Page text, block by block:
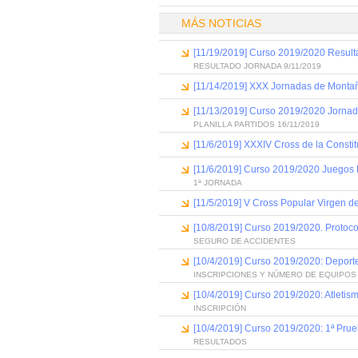
MÁS NOTICIAS
[11/19/2019] Curso 2019/2020
RESULTADO JORNADA 9/11/2019
[11/14/2019] XXX Jornadas de
[11/13/2019] Curso 2019/2020
PLANILLA PARTIDOS 16/11/2019
[11/6/2019] XXXIV Cross de la
[11/6/2019] Curso 2019/2020
1ª JORNADA
[11/5/2019] V Cross Popular Virgen
[10/8/2019] Curso 2019/2020.
SEGURO DE ACCIDENTES
[10/4/2019] Curso 2019/2020:
INSCRIPCIONES Y NÚMERO DE EQUIPOS
[10/4/2019] Curso 2019/2020:
INSCRIPCIÓN
[10/4/2019] Curso 2019/2020: 1ª
RESULTADOS